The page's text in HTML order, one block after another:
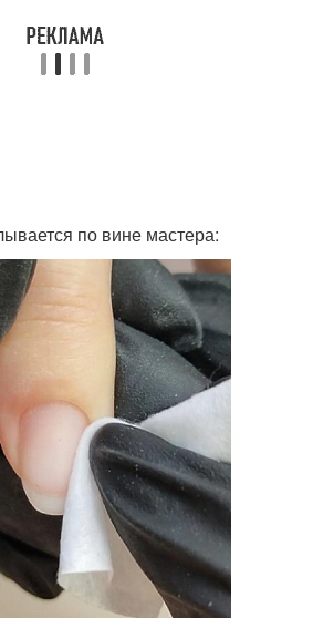
Гель под гель-лак
Гель в домашних
условиях
Гель для ногтей
по вине мастера: